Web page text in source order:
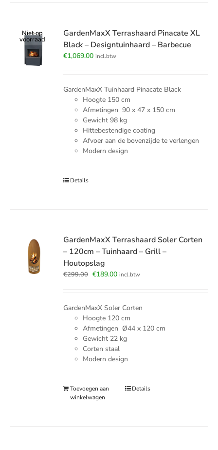
Niet op
voorraad
GardenMaxX Terrashaard Pinacate XL
Black – Designtuinhaard – Barbecue
€1,069.00 incl.btw
GardenMaxX Tuinhaard Pinacate Black
Hoogte 150 cm
Afmetingen 90 x 47 x 150 cm
Gewicht 98 kg
Hittebestendige coating
Afvoer aan de bovenzijde te verlengen
Modern design
Details
GardenMaxX Terrashaard Soler Corten
– 120cm – Tuinhaard – Grill –
Houtopslag
€299.00 Oorspronkelijke
€299.00.
€189.00Huidige
€189.00.
incl.btw
GardenMaxX Soler Corten
Hoogte 120 cm
Afmetingen Ø44 x 120 cm
Gewicht 22 kg
Corten staal
Modern design
Toevoegen aan
winkelwagen
Details